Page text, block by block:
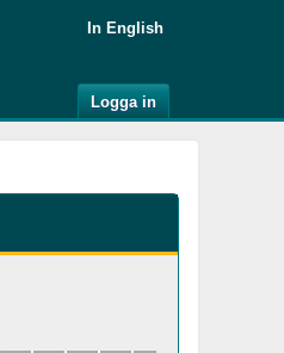
In English
Logga in